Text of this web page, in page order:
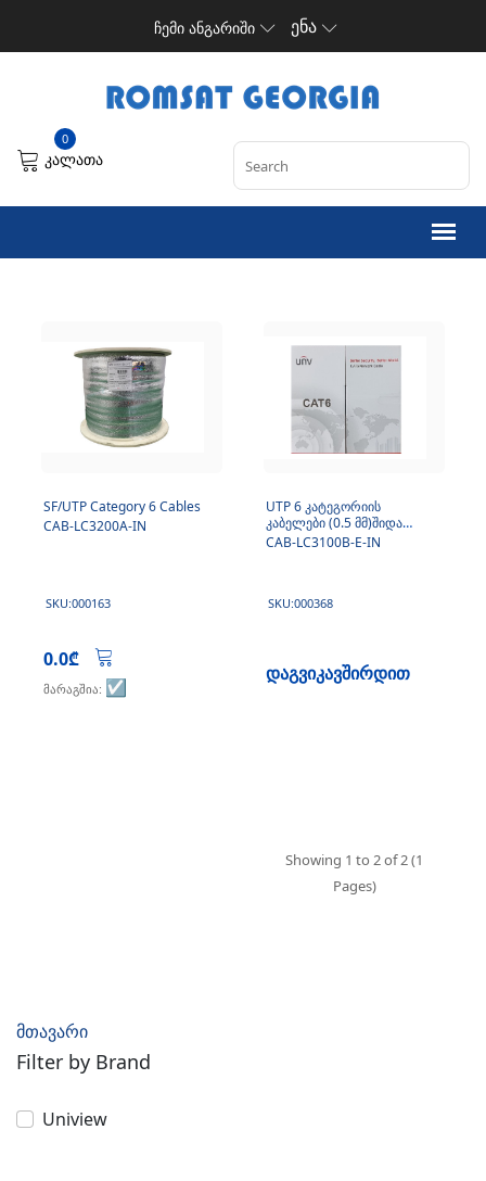
ჩემი ანგარიში ენა
0
კალათა
მთავარი
Filter by Brand
Uniview
SF/UTP Category 6 Cables
CAB-LC3200A-IN
SKU:000163
0.0₾
მარაგშია: ☑️
UTP 6 კატეგორიის
კაბელები (0.5 მმ)შიდა
გამოყენების
CAB-LC3100B-E-IN
SKU:000368
დაგვიკავშირდით
Showing 1 to 2 of 2 (1
Pages)